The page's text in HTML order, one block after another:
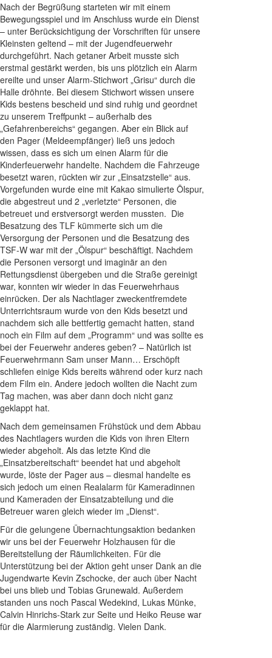
Nach der Begrüßung starteten wir mit einem
Bewegungsspiel und im Anschluss wurde ein Dienst
– unter Berücksichtigung der Vorschriften für unsere
Kleinsten geltend – mit der Jugendfeuerwehr
durchgeführt. Nach getaner Arbeit musste sich
erstmal gestärkt werden, bis uns plötzlich ein Alarm
ereilte und unser Alarm-Stichwort „Grisu“ durch die
Halle dröhnte. Bei diesem Stichwort wissen unsere
Kids bestens bescheid und sind ruhig und geordnet
zu unserem Treffpunkt – außerhalb des
„Gefahrenbereichs“ gegangen. Aber ein Blick auf
den Pager (Meldeempfänger) ließ uns jedoch
wissen, dass es sich um einen Alarm für die
Kinderfeuerwehr handelte. Nachdem die Fahrzeuge
besetzt waren, rückten wir zur „Einsatzstelle“ aus.
Vorgefunden wurde eine mit Kakao simulierte Ölspur,
die abgestreut und 2 „verletzte“ Personen, die
betreuet und erstversorgt werden mussten. Die
Besatzung des TLF kümmerte sich um die
Versorgung der Personen und die Besatzung des
TSF-W war mit der „Ölspur“ beschäftigt. Nachdem
die Personen versorgt und imaginär an den
Rettungsdienst übergeben und die Straße gereinigt
war, konnten wir wieder in das Feuerwehrhaus
einrücken. Der als Nachtlager zweckentfremdete
Unterrichtsraum wurde von den Kids besetzt und
nachdem sich alle bettfertig gemacht hatten, stand
noch ein Film auf dem „Programm“ und was sollte es
bei der Feuerwehr anderes geben? – Natürlich ist
Feuerwehrmann Sam unser Mann… Erschöpft
schliefen einige Kids bereits während oder kurz nach
dem Film ein. Andere jedoch wollten die Nacht zum
Tag machen, was aber dann doch nicht ganz
geklappt hat.
Nach dem gemeinsamen Frühstück und dem Abbau
des Nachtlagers wurden die Kids von ihren Eltern
wieder abgeholt. Als das letzte Kind die
„Einsatzbereitschaft“ beendet hat und abgeholt
wurde, löste der Pager aus – diesmal handelte es
sich jedoch um einen Realalarm für Kameradinnen
und Kameraden der Einsatzabteilung und die
Betreuer waren gleich wieder im „Dienst“.
Für die gelungene Übernachtungsaktion bedanken
wir uns bei der Feuerwehr Holzhausen für die
Bereitstellung der Räumlichkeiten. Für die
Unterstützung bei der Aktion geht unser Dank an die
Jugendwarte Kevin Zschocke, der auch über Nacht
bei uns blieb und Tobias Grunewald. Außerdem
standen uns noch Pascal Wedekind, Lukas Münke,
Calvin Hinrichs-Stark zur Seite und Heiko Reuse war
für die Alarmierung zuständig. Vielen Dank.